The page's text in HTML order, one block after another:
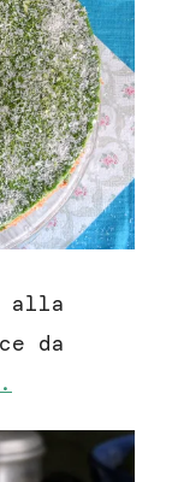
alla
da